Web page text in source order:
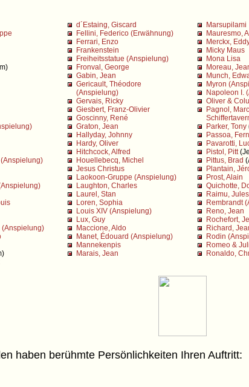
(Anspielung)
d´Estaing, Giscard
Fellini, Federico (Erwähnung)
Ferrari, Enzo
Frankenstein
Freiheitsstatue (Anspielung)
Fronval, George
Gabin, Jean
Gericault, Théodore
(Anspielung)
Gervais, Ricky
Giesbert, Franz-Olivier
Goscinny, René
Graton, Jean
Hallyday, Johnny
Hardy, Oliver
Hitchcock, Alfred
Houellebecq, Michel
Jesus Christus
Laokoon-Gruppe (Anspielung)
Laughton, Charles
Laurel, Stan
Loren, Sophia
Louis XIV (Anspielung)
Lux, Guy
Maccione, Aldo
Manet, Édouard (Anspielung)
Mannekenpis
Marais, Jean
Marsupilami
Mauresmo,
Merckx,
Micky Maus
Mona Lisa
Moreau,
Munch,
Myron
Napoleon I.
Oliver &
Pagnol,
Parker, Tony
Passoa,
Pavarotti,
Pistol, Pitt
Pittus, Brad
Plantain,
Prost, Alain
Quichotte,
Raimu, Jules
Rembrandt
Reno, Jean
Rochefort,
Richard,
Rodin
Romeo &
Ronaldo,
haben berühmte Persönlichkeiten Ihren Auftritt: